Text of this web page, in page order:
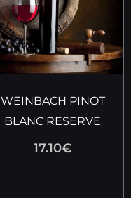
WEINBACH PINOT
BLANC RESERVE
17.10€